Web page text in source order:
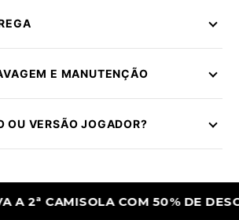
E MANUTENÇÃO
OU VERSÃO JOGADOR?
CAMISOLA COM 50% DE DESCONTO